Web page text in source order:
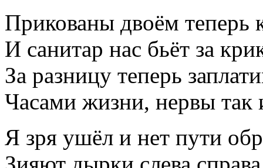
Прикованы двоём теперь
И санитар нас бьёт за
За разницу теперь
Часами жизни, нервы так
Я зря ушёл и нет пути